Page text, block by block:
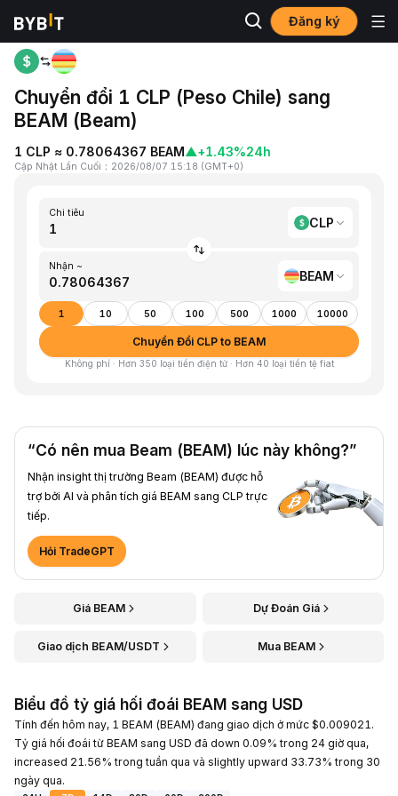
Đăng ký
Trang chủ
Chuyển đổi 1 CLP (Peso Chile) sang
BEAM (Beam)
1 CLP ≈ 0.78064367 BEAM▲+1.43%24h
Cập Nhật Lần Cuối ： 2026/08/07 15:18 (GMT+0)
Chi tiêu
CLP
Nhận ~
BEAM
1 10 50 100 500 1000 10000
Chuyển Đổi CLP to BEAM
Không phí · Hơn 350 loại tiền điện tử · Hơn 40 loại tiền tệ fiat
“Có nên mua Beam (BEAM) lúc này không?”
Nhận insight thị trường Beam (BEAM) được hỗ
trợ bởi AI và phân tích giá BEAM sang CLP trực
tiếp.
Hỏi TradeGPT
Giá BEAM Dự Đoán Giá
Giao dịch BEAM/USDT Mua BEAM
Biểu đồ tỷ giá hối đoái BEAM sang USD
Tính đến hôm nay, 1 BEAM (BEAM) đang giao dịch ở mức $0.009021.
Tỷ giá hối đoái từ BEAM sang USD đã down 0.09% trong 24 giờ qua,
increased 21.56% trong tuần qua và slightly upward 33.73% trong 30
ngày qua.